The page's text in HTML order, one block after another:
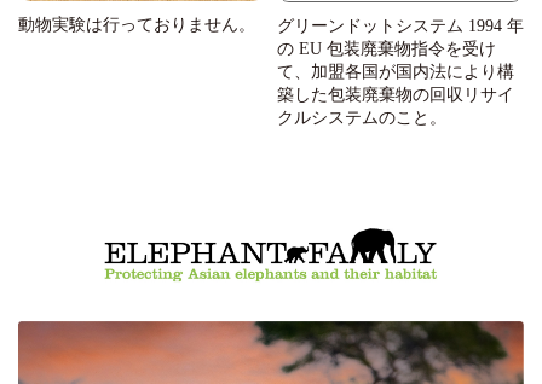
動物実験は行っておりません。
グリーンドットシステム 1994 年
の EU 包装廃棄物指令を受け
て、加盟各国が国内法により構
築した包装廃棄物の回収リサイ
クルシステムのこと。